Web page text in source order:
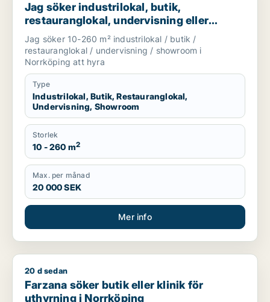
Jag söker industrilokal, butik,
restauranglokal, undervisning eller
showroom för uthyrning i Norrköping
Jag söker 10-260 m² industrilokal / butik /
restauranglokal / undervisning / showroom i
Norrköping att hyra
Type
Industrilokal, Butik, Restauranglokal,
Undervisning, Showroom
Storlek
10 - 260 m2
Max. per månad
20 000 SEK
Mer info
Farzana söker butik eller klinik för uthyrning i Norrköping
20 d sedan
Farzana söker butik eller klinik för
uthyrning i Norrköping